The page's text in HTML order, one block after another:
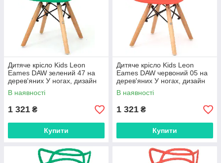
Дитяче крісло Kids Leon
Eames DAW зелений 47 на
дерев'яних У ногах, дизайн
Charles&Ray Eames
В наявності
1 321 ₴
Купити
Дитяче крісло Kids Leon
Eames DAW червоний 05 на
дерев'яних У ногах, дизайн
Charles&Ray Eames
В наявності
1 321 ₴
Купити